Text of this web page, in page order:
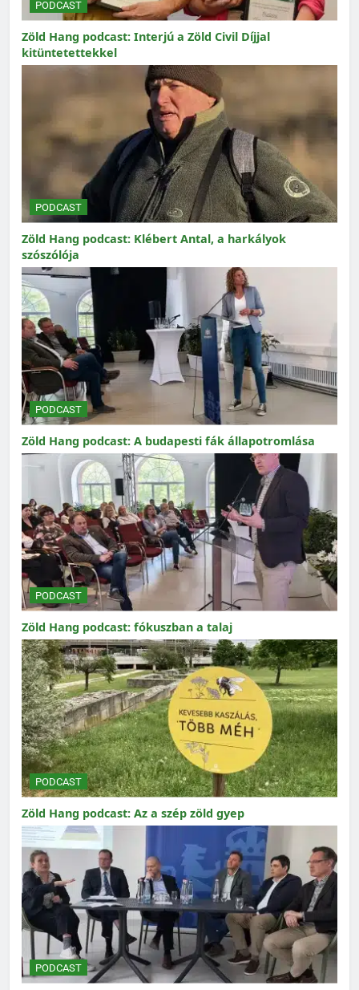
PODCAST
Zöld Hang podcast: Interjú a Zöld Civil Díjjal
kitüntetettekkel
PODCAST
Zöld Hang podcast: Klébert Antal, a harkályok
szószólója
PODCAST
Zöld Hang podcast: A budapesti fák állapotromlása
PODCAST
Zöld Hang podcast: fókuszban a talaj
PODCAST
Zöld Hang podcast: Az a szép zöld gyep
PODCAST